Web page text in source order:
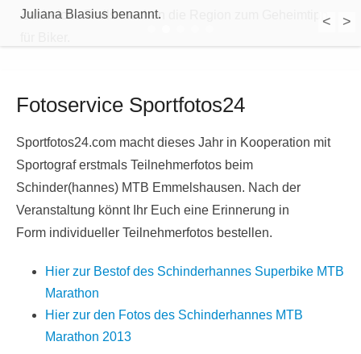
Juliana Blasius benannt.
Zahlreiche Trails machen die Region zum Geheimtipp< >
Fotoservice Sportfotos24
Sportfotos24.com macht dieses Jahr in Kooperation mit
Sportograf erstmals Teilnehmerfotos beim
Schinder(hannes) MTB Emmelshausen. Nach der
Veranstaltung könnt Ihr Euch eine Erinnerung in
Form individueller Teilnehmerfotos bestellen.
Hier zur Bestof des Schinderhannes Superbike MTB
Marathon
Hier zur den Fotos des Schinderhannes MTB
Marathon 2013